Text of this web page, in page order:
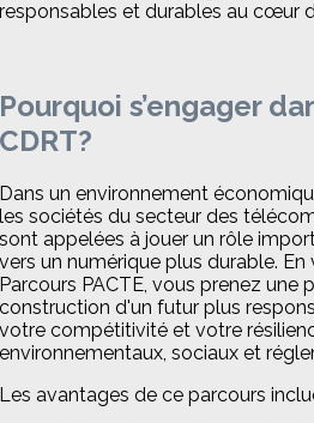
et durables au cœur
s’engager
un environnement
sociétés du secteur des
appelées à jouer un rôle
un numérique plus durable. En
PACTE, vous prenez une
d'un futur plus
compétitivité et votre
sociaux et
avantages de ce parcours